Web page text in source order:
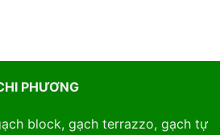
PHƯƠNG
block, gạch terrazzo, gạch tự